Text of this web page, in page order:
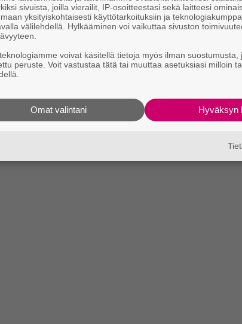
sivuista, joilla vierailit, IP-osoitteestasi sekä laitteesi
yksityiskohtaisesti käyttötarkoituksiin ja
välilehdellä. Hylkääminen voi vaikuttaa sivuston
voivat käsitellä tietoja myös ilman suostumusta,
peruste. Voit vastustaa tätä tai muuttaa asetuksiasi milloin
Hyväksyn
Omat valintani